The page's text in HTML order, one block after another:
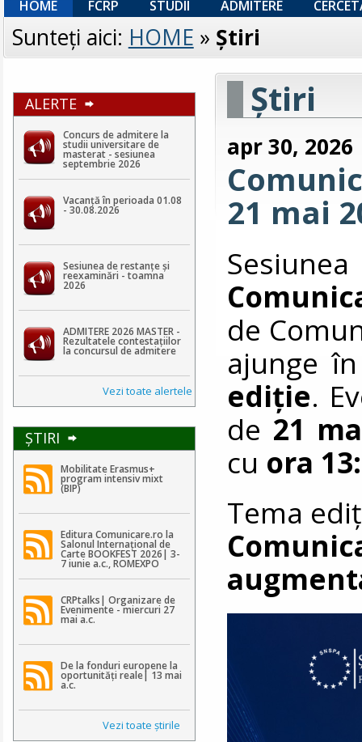
HOME FCRP STUDII ADMITERE
Sunteţi aici: HOME » Ştiri
ALERTE
Concurs de admitere la
studii universitare de
masterat - sesiunea
septembrie 2026
Vacanță în perioada 01.08
- 30.08.2026
Sesiunea de restanțe și
reexaminări - toamna
2026
ADMITERE 2026 MASTER -
Rezultatele contestaţiilor
la concursul de admitere
Vezi toate alertele
ŞTIRI
Mobilitate Erasmus+
program intensiv mixt
(BIP)
Editura Comunicare.ro la
Salonul Internațional de
Carte BOOKFEST 2026| 3-
7 iunie a.c., ROMEXPO
CRPtalks| Organizare de
Evenimente - miercuri 27
mai a.c.
De la fonduri europene la
oportunități reale| 13 mai
a.c.
Vezi toate ştirile
Ştiri
apr 30, 2026
21 mai
de
ajunge
ediție.
de 21
cu ora
Tema